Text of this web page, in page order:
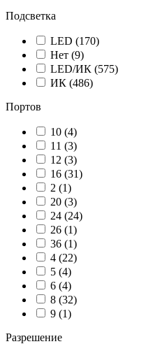
Подсветка
LED (170)
Нет (9)
LED/ИК (575)
ИК (486)
Портов
10 (4)
11 (3)
12 (3)
16 (31)
2 (1)
20 (3)
24 (24)
26 (1)
36 (1)
4 (22)
5 (4)
6 (4)
8 (32)
9 (1)
Разрешение